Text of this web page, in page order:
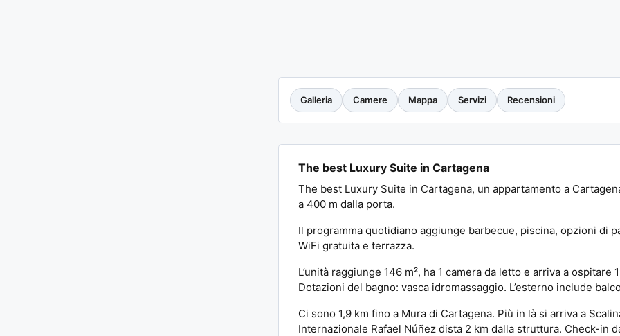
Galleria Camere Mappa Servizi Recensioni
The best Luxury Suite in Cartagena
The best Luxury Suite in Cartagena, un appartamento a
a 400 m dalla porta.
Il programma quotidiano aggiunge barbecue, piscina, opzioni di
WiFi gratuita e terrazza.
L’unità raggiunge 146 m², ha 1 camera da letto e arriva a
Dotazioni del bagno: vasca idromassaggio. L’esterno include
Ci sono 1,9 km fino a Mura di Cartagena. Più in là si arriva a
Internazionale Rafael Núñez dista 2 km dalla struttura. Check-in